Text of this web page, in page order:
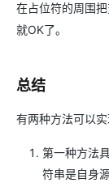
在占位符的周围
就OK了。
总结
有两种方法可以实
第一种方法
符串是自身